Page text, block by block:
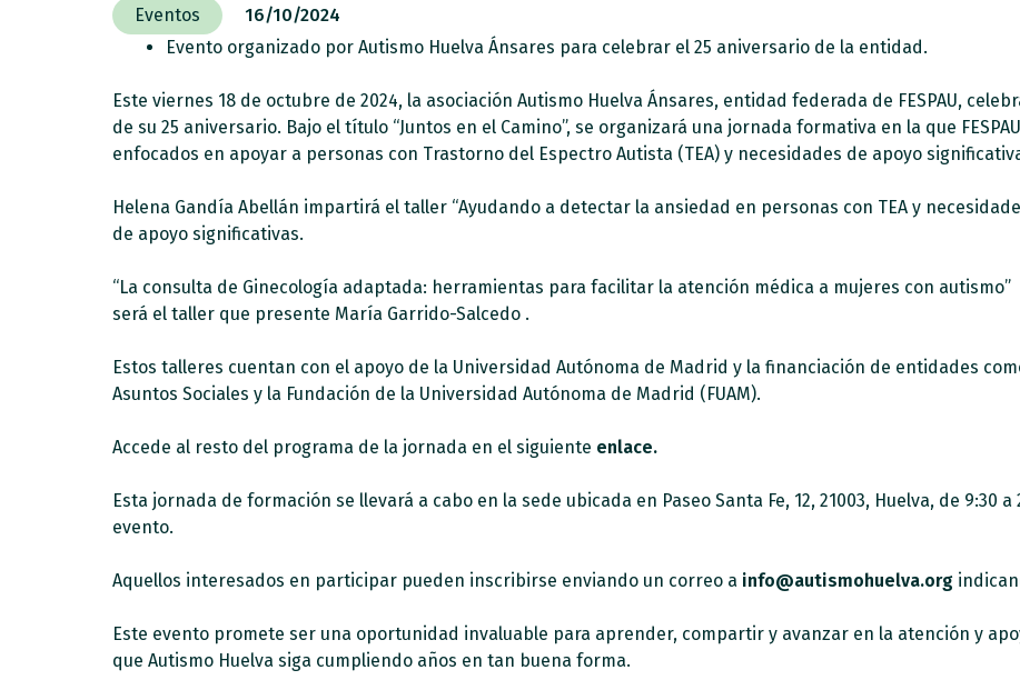
Eventos
16/10/2024
Evento organizado por Autismo Huelva Ánsares para celebrar el 25 aniversario de la entidad.
Este viernes 18 de octubre de 2024, la asociación Autismo Huelva Ánsares, entidad federada de FESPAU,
de su 25 aniversario. Bajo el título “Juntos en el Camino”, se organizará una jornada formativa en la que
enfocados en apoyar a personas con Trastorno del Espectro Autista (TEA) y necesidades de apoyo
Helena Gandía Abellán impartirá el taller “Ayudando a detectar la ansiedad en personas con TEA y
de apoyo significativas.
“La consulta de Ginecología adaptada: herramientas para facilitar la atención médica a mujeres con autismo”
será el taller que presente María Garrido-Salcedo .
Estos talleres cuentan con el apoyo de la Universidad Autónoma de Madrid y la financiación de entidades
Asuntos Sociales y la Fundación de la Universidad Autónoma de Madrid (FUAM).
Accede al resto del programa de la jornada en el siguiente enlace.
Esta jornada de formación se llevará a cabo en la sede ubicada en Paseo Santa Fe, 12, 21003, Huelva, de 9:30
evento.
Aquellos interesados en participar pueden inscribirse enviando un correo a info@autismohuelva.org
Este evento promete ser una oportunidad invaluable para aprender, compartir y avanzar en la atención y
que Autismo Huelva siga cumpliendo años en tan buena forma.